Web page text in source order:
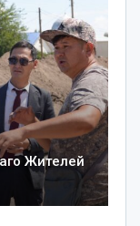
Жителей